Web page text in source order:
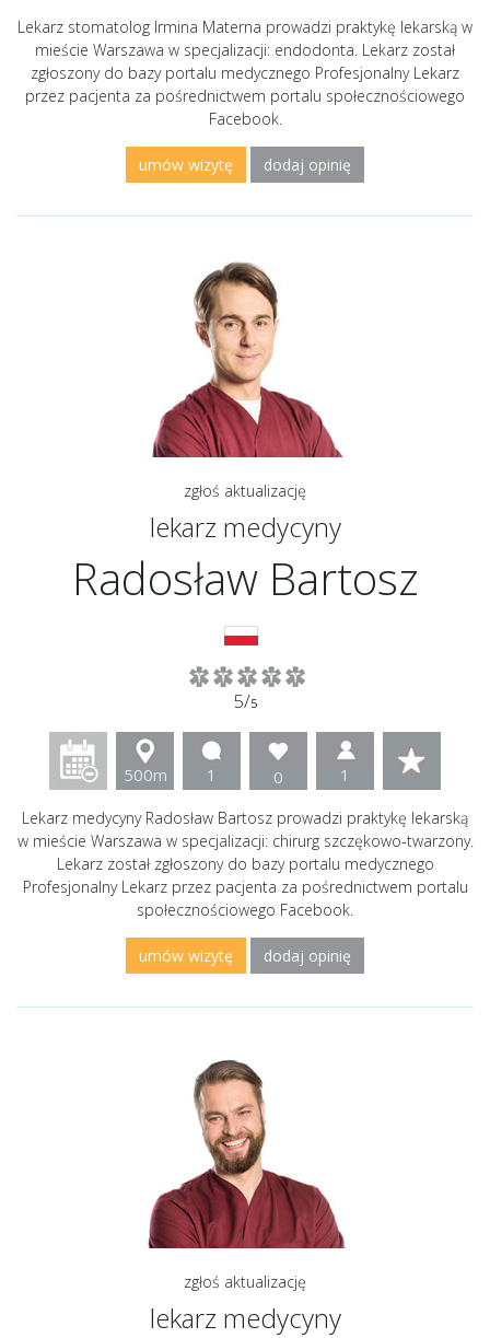
Lekarz stomatolog Irmina Materna prowadzi praktykę lekarską w
mieście Warszawa w specjalizacji: endodonta. Lekarz został
zgłoszony do bazy portalu medycznego Profesjonalny Lekarz
przez pacjenta za pośrednictwem portalu społecznościowego
Facebook.
umów wizytę dodaj opinię
zgłoś aktualizację
lekarz medycyny
Radosław Bartosz
5/5
500m 1 0 1
Lekarz medycyny Radosław Bartosz prowadzi praktykę lekarską
w mieście Warszawa w specjalizacji: chirurg szczękowo-twarzony.
Lekarz został zgłoszony do bazy portalu medycznego
Profesjonalny Lekarz przez pacjenta za pośrednictwem portalu
społecznościowego Facebook.
umów wizytę dodaj opinię
zgłoś aktualizację
lekarz medycyny